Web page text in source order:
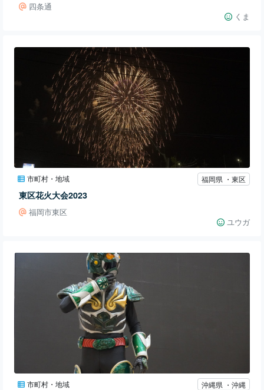
四条通
くま
市町村・地域 福岡県 ・東区
東区花火大会2023
福岡市東区
ユウガ
市町村・地域 沖縄県 ・沖縄